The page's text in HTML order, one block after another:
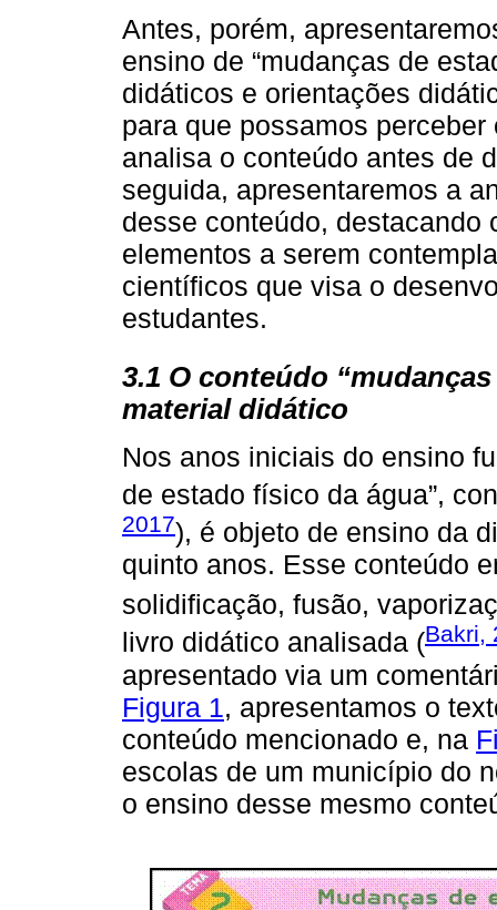
Antes, porém,
ensino de “mudanças de
didáticos e orientações
para que possamos
analisa o conteúdo antes de
seguida, apresentaremos a
desse conteúdo, destacando
elementos a serem
científicos que visa o
estudantes.
3.1 O conteúdo
material didático
Nos anos iniciais do ensino
de estado físico da água”,
2017), é objeto de ensino da
quinto anos. Esse conteúdo
solidificação, fusão,
livro didático analisada (Bakri,
apresentado via um
Figura 1 , apresentamos o
conteúdo mencionado e, na
escolas de um município do
o ensino desse mesmo